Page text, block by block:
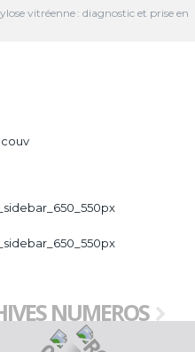
vitréenne : diagnostic et prise en
NUMEROS